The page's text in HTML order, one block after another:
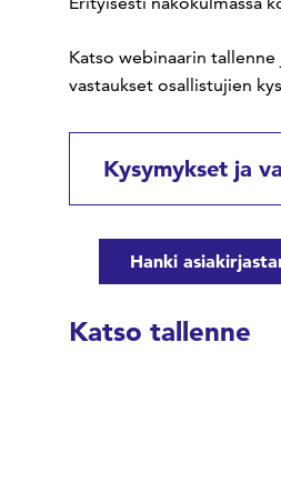
Katso webinaarin
vastaukset osallistujien
Kysymykset ja
Hanki
Katso tallenne